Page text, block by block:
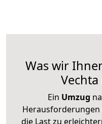
Was wir
Ein Umzug
die Last zu